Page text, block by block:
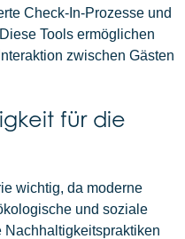
Check-In-Prozesse und
Tools ermöglichen
zwischen Gästen
für die
wichtig, da moderne
und soziale
Nachhaltigkeitspraktiken